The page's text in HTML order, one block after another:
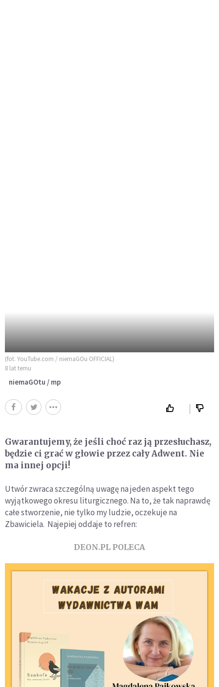
(fot. YouTube.com / niemaGOu OFFICIAL)
8 lat temu
niemaGOtu / mp
Gwarantujemy, że jeśli choć raz ją przesłuchasz,
będzie ci grać w głowie przez cały Adwent. Nie
ma innej opcji!
Utwór zwraca szczególną uwagę na jeden aspekt tego
wyjątkowego okresu liturgicznego. Na to, że tak naprawdę
całe stworzenie, nie tylko my ludzie, oczekuje na
Zbawiciela. Najepiej oddaje to refren:
DEON.PL POLECA